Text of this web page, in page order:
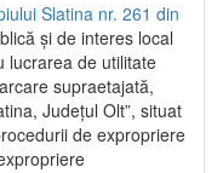
Slatina nr. 261 din
și de interes local
lucrarea de utilitate
supraetajată,
Județul Olt”, situat
de expropriere